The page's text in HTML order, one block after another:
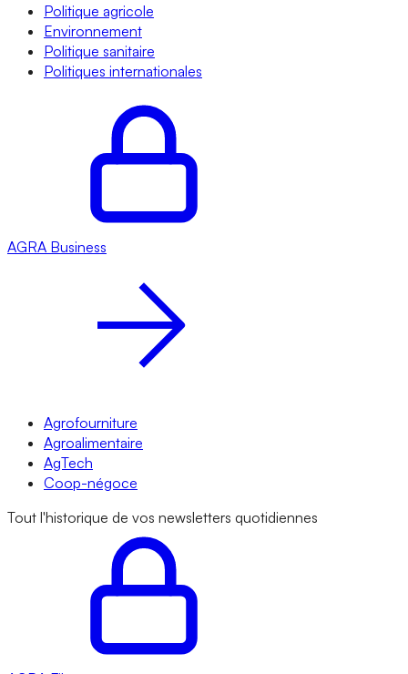
Politique agricole
Environnement
Politique sanitaire
Politiques internationales
AGRA Business
Agrofourniture
Agroalimentaire
AgTech
Coop-négoce
Tout l'historique de vos newsletters quotidiennes